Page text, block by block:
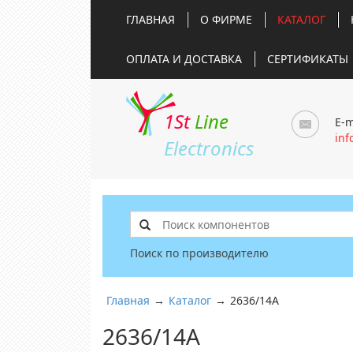
ГЛАВНАЯ О ФИРМЕ КАТАЛОГ
ОПЛАТА И ДОСТАВКА СЕРТИФИКАТЫ
1St Line
Electronics
E-
Поиск по производителю
Главная → Каталог → 2636/14A
2636/14A